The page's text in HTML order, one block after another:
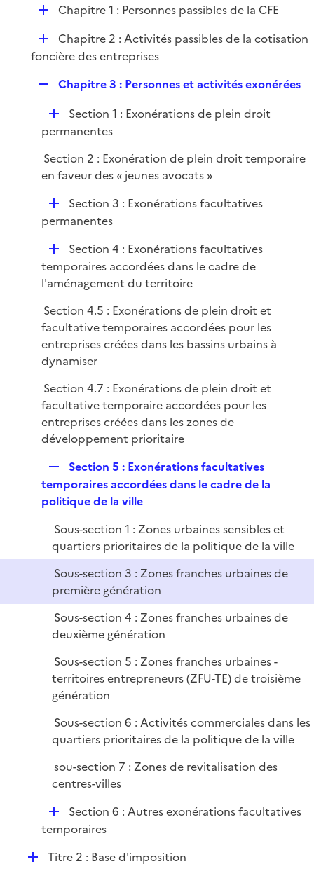
r
p
l
i
e
r
D
l
r
Chapitre 1 : Personnes passibles de la CFE
D
é
i
e
r
Chapitre 2 : Activités passibles de la cotisation
foncière des entreprises
p
l
e
r
Chapitre 3 : Personnes et activités exonérées
D
é
l
i
Section 1 : Exonérations de plein droit
permanentes
Section 2 : Exonération de plein droit temporaire
en faveur des « jeunes avocats »
D
é
i
e
r
Section 3 : Exonérations facultatives
permanentes
D
é
p
i
e
r
Section 4 : Exonérations facultatives
temporaires accordées dans le cadre de
l'aménagement du territoire
Section 4.5 : Exonérations de plein droit et
facultative temporaires accordées pour les
entreprises créées dans les bassins urbains à
dynamiser
Section 4.7 : Exonérations de plein droit et
facultative temporaire accordées pour les
entreprises créées dans les zones de
développement prioritaire
e
p
i
e
Section 5 : Exonérations facultatives
temporaires accordées dans le cadre de la
politique de la ville
Sous-section 1 : Zones urbaines sensibles et
quartiers prioritaires de la politique de la ville
Sous-section 3 : Zones franches urbaines de
première génération
Sous-section 4 : Zones franches urbaines de
deuxième génération
Sous-section 5 : Zones franches urbaines -
territoires entrepreneurs (ZFU-TE) de troisième
génération
Sous-section 6 : Activités commerciales dans les
quartiers prioritaires de la politique de la ville
sou-section 7 : Zones de revitalisation des
centres-villes
D
é
l
Section 6 : Autres exonérations facultatives
temporaires
DTitre 2 : Base d'imposition